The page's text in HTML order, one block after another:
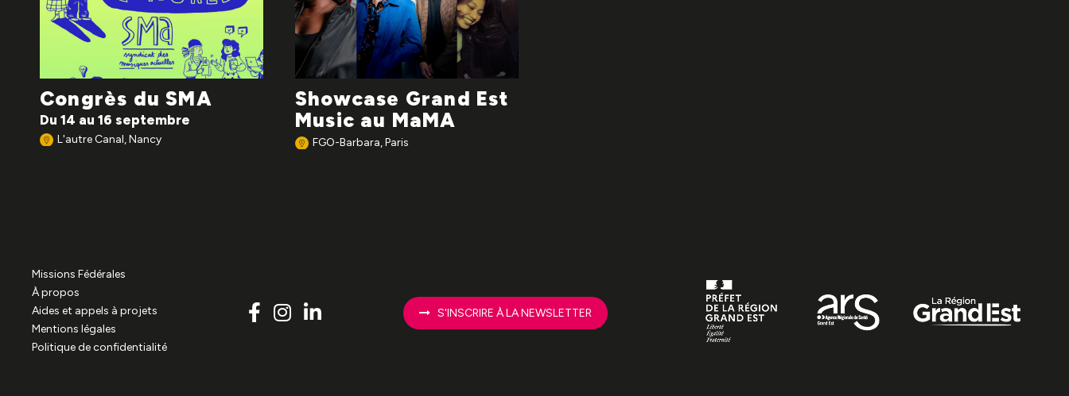
Congrès du SMA
Du 14 au 16 septembre
L'autre Canal, Nancy
Showcase Grand Est
Music au MaMA
FGO-Barbara, Paris
Missions Fédérales
À propos
Aides et appels à projets
Mentions légales
Politique de confidentialité
S'INSCRIRE À LA NEWSLETTER